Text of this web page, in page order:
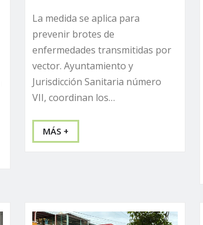
La medida se aplica para
prevenir brotes de
enfermedades transmitidas por
vector. Ayuntamiento y
Jurisdicción Sanitaria número
VII, coordinan los…
MÁS +